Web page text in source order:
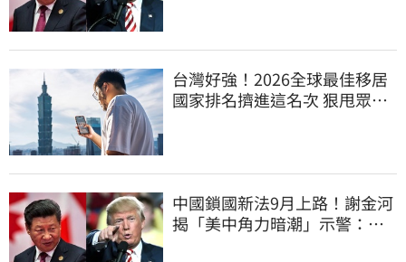
台灣好強！2026全球最佳移居
國家排名擠進這名次 狠甩眾多
中國鎖國新法9月上路！謝金河
揭「美中角力暗潮」示警：台